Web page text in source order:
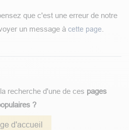
que c'est une erreur de notre
un message à cette page
recherche d'une de ces pages
?
d'accueil